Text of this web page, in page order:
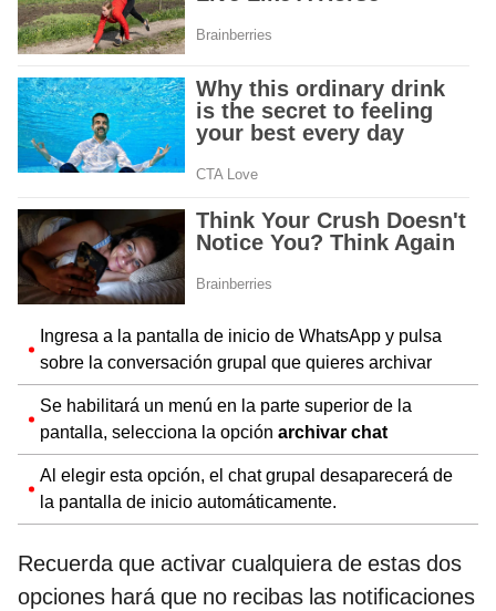
Ingresa a la pantalla de inicio de WhatsApp y pulsa
sobre la conversación grupal que quieres archivar
Se habilitará un menú en la parte superior de la
pantalla, selecciona la opción archivar chat
Al elegir esta opción, el chat grupal desaparecerá de
la pantalla de inicio automáticamente.
Recuerda que activar cualquiera de estas dos
opciones hará que no recibas las notificaciones